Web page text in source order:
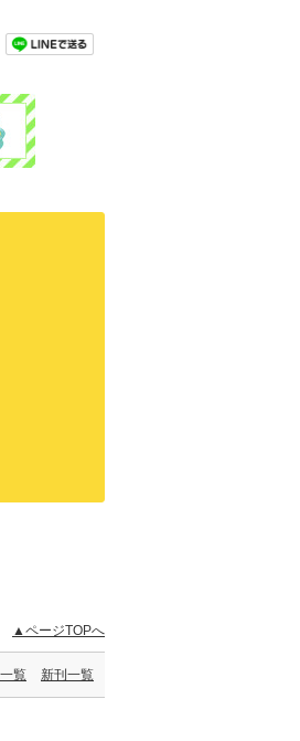
▲ページTOPへ
覧 新刊一覧